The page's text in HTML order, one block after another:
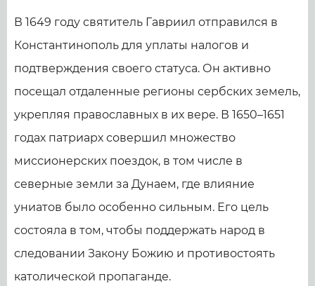
В 1649 году святитель Гавриил отправился в
Константинополь для уплаты налогов и
подтверждения своего статуса. Он активно
посещал отдаленные регионы сербских земель,
укрепляя православных в их вере. В 1650–1651
годах патриарх совершил множество
миссионерских поездок, в том числе в
северные земли за Дунаем, где влияние
униатов было особенно сильным. Его цель
состояла в том, чтобы поддержать народ в
следовании Закону Божию и противостоять
католической пропаганде.